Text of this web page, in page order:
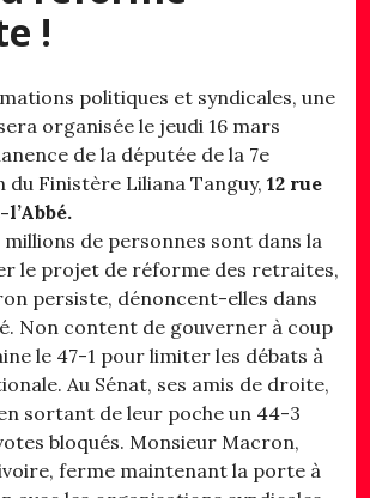
!
politiques et syndicales, une
organisée le jeudi 16 mars
de la députée de la 7e
Finistère Liliana Tanguy, 12 rue
millions de personnes sont dans la
le projet de réforme des retraites,
persiste, dénoncent-elles dans
Non content de gouverner à coup
le 47-1 pour limiter les débats à
Au Sénat, ses amis de droite,
sortant de leur poche un 44-3
bloqués. Monsieur Macron,
ferme maintenant la porte à